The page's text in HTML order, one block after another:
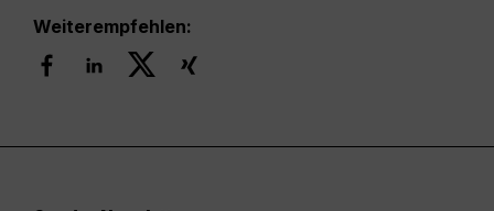
Weiterempfehlen: